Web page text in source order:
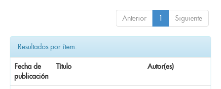
Anterior 1 Siguiente
Resultados por ítem:
Fecha de
publicación
Título Autor(es)